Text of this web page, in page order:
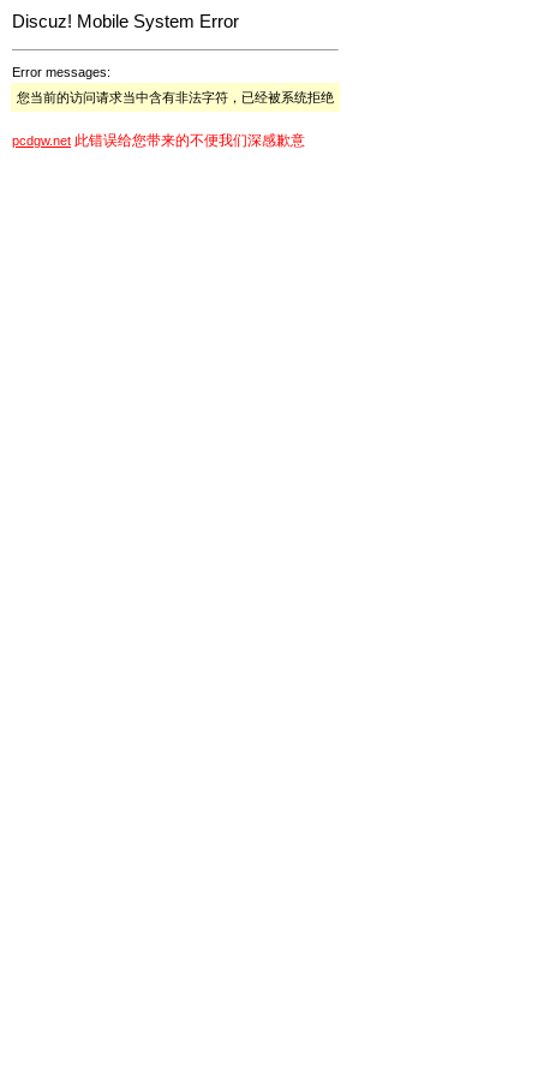
Discuz! Mobile System Error
Error messages:
您当前的访问请求当中含有非法字符，已经被系统拒绝
pcdgw.net 此错误给您带来的不便我们深感歉意